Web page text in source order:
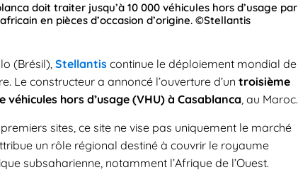
doit traiter jusqu’à 10 000 véhicules hors d’usage par
en pièces d’occasion d’origine. ©Stellantis
(Brésil), Stellantis continue le déploiement mondial de
Le constructeur a annoncé l’ouverture d’un troisième
hors d’usage (VHU) à Casablanca, au Maroc.
sites, ce site ne vise pas uniquement le marché
un rôle régional destiné à couvrir le royaume
subsaharienne, notamment l’Afrique de l’Ouest.